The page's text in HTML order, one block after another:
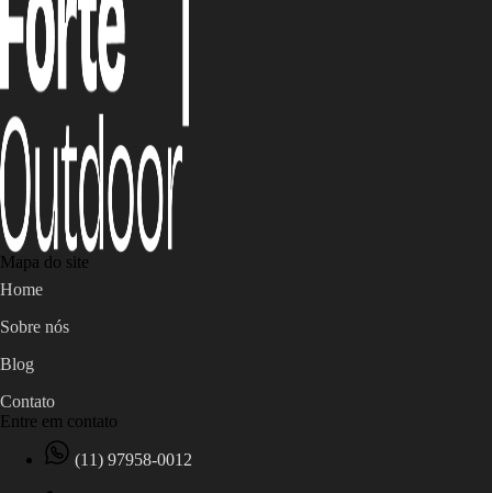
Mapa do site
Home
Sobre nós
Blog
Contato
Entre em contato
(11) 97958-0012